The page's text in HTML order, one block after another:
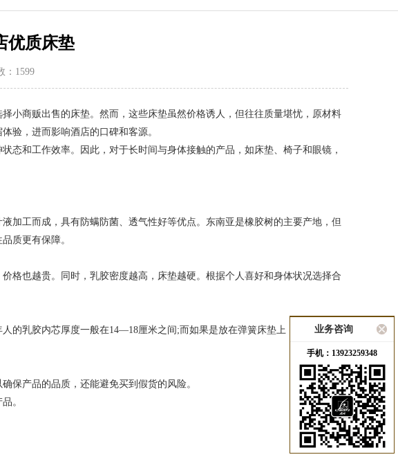
优质床垫
：1599
商贩出售的床垫。然而，这些床垫虽然价格诱人，但往往质量堪忧，原材料
验，进而影响酒店的口碑和客源。
和工作效率。因此，对于长时间与身体接触的产品，如床垫、椅子和眼镜，
工而成，具有防螨防菌、透气性好等优点。东南亚是橡胶树的主要产地，但
质更有保障。
也越贵。同时，乳胶密度越高，床垫越硬。根据个人喜好和身体状况选择合
的乳胶内芯厚度一般在14—18厘米之间;而如果是放在弹簧床垫上，5—6厘米的
产品的品质，还能避免买到假货的风险。
。
业务咨询
手机：13923259348